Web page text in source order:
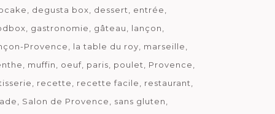
degusta box dessert
entrée
gastronomie gâteau
lançon
Provence
la table du roy
marseille
muffin oeuf paris poulet
Provence
recette recette facile
restaurant
Salon de Provence
sans gluten